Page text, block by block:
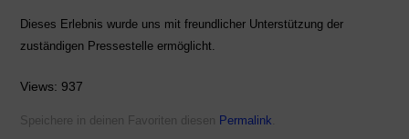
Dieses Erlebnis wurde uns mit freundlicher Unterstützung der
zuständigen Pressestelle ermöglicht.
Views: 937
Speichere in deinen Favoriten diesen Permalink